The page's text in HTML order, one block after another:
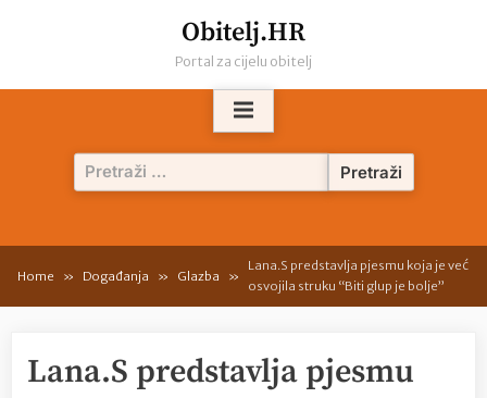
Obitelj.HR
Portal za cijelu obitelj
Pretraži:
Home Događanja Glazba
Lana.S predstavlja pjesmu koja je već
osvojila struku “Biti glup je bolje”
Lana.S predstavlja pjesmu